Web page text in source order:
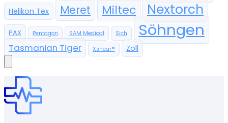
Helikon Tex Meret Miltec Nextorch
PAX Pentagon SAM Medical Sich Söhngen
Tasmanian Tiger Xshear® Zoll